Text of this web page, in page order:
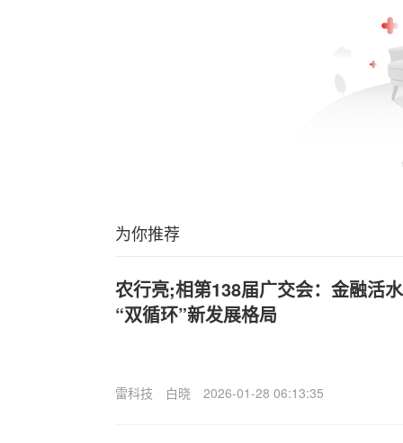
为你推荐
农行亮;相第138届广交会：金融活
“双循环”新发展格局
雷科技 白晓 2026-01-28 06:13:35